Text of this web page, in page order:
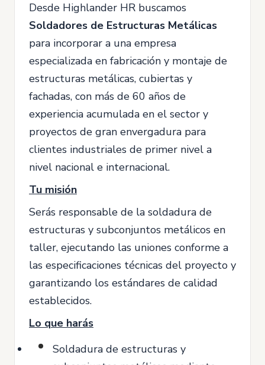
Desde Highlander HR buscamos
Soldadores de Estructuras Metálicas
para incorporar a una empresa
especializada en fabricación y montaje de
estructuras metálicas, cubiertas y
fachadas, con más de 60 años de
experiencia acumulada en el sector y
proyectos de gran envergadura para
clientes industriales de primer nivel a
nivel nacional e internacional.
Tu misión
Serás responsable de la soldadura de
estructuras y subconjuntos metálicos en
taller, ejecutando las uniones conforme a
las especificaciones técnicas del proyecto y
garantizando los estándares de calidad
establecidos.
Lo que harás
Soldadura de estructuras y